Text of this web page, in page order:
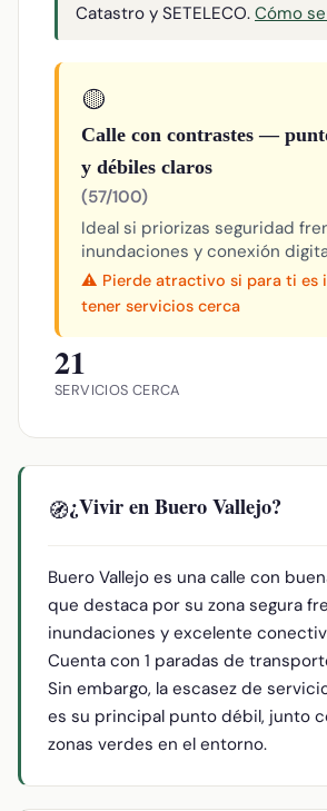
Catastro y SETELECO. Cómo
🟡
Calle con contrastes —
y débiles claros
(57/100)
Ideal si priorizas seguridad
inundaciones y conexión
⚠️ Pierde atractivo si para ti es
tener servicios cerca
21
SERVICIOS CERCA
🧭¿Vivir en Buero Vallejo?
Buero Vallejo es una calle con
que destaca por su zona segura
inundaciones y excelente
Cuenta con 1 paradas de
Sin embargo, la escasez de
es su principal punto débil, junto
zonas verdes en el entorno.